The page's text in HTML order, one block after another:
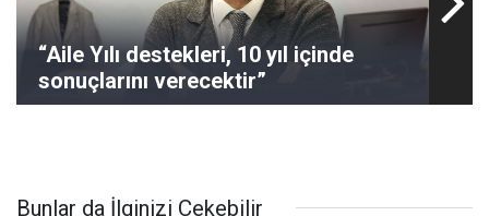
“Aile Yılı destekleri, 10 yıl içinde
sonuçlarını verecektir”
Bunlar da İlginizi Çekebilir